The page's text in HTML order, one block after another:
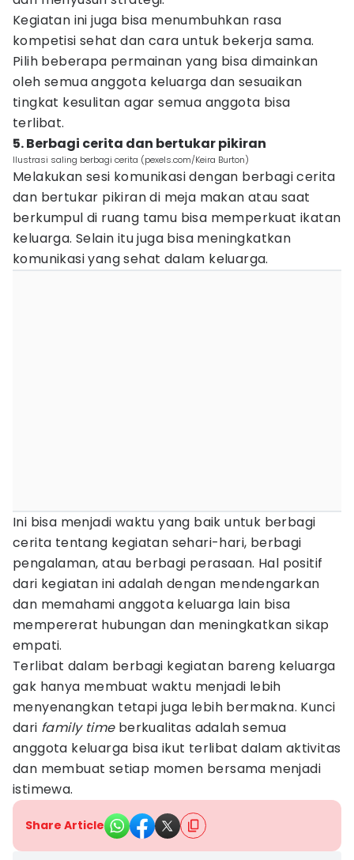
Kegiatan ini juga bisa menumbuhkan rasa
kompetisi sehat dan cara untuk bekerja sama.
Pilih beberapa permainan yang bisa dimainkan
oleh semua anggota keluarga dan sesuaikan
tingkat kesulitan agar semua anggota bisa
terlibat.
5. Berbagi cerita dan bertukar pikiran
Ilustrasi saling berbagi cerita (pexels.com/Keira Burton)
Melakukan sesi komunikasi dengan berbagi cerita
dan bertukar pikiran di meja makan atau saat
berkumpul di ruang tamu bisa memperkuat ikatan
keluarga. Selain itu juga bisa meningkatkan
komunikasi yang sehat dalam keluarga.
Ini bisa menjadi waktu yang baik untuk berbagi
cerita tentang kegiatan sehari-hari, berbagi
pengalaman, atau berbagi perasaan. Hal positif
dari kegiatan ini adalah dengan mendengarkan
dan memahami anggota keluarga lain bisa
mempererat hubungan dan meningkatkan sikap
empati.
Terlibat dalam berbagi kegiatan bareng keluarga
gak hanya membuat waktu menjadi lebih
menyenangkan tetapi juga lebih bermakna. Kunci
dari family timeberkualitas adalah semua
anggota keluarga bisa ikut terlibat dalam aktivitas
dan membuat setiap momen bersama menjadi
istimewa.
Share Article